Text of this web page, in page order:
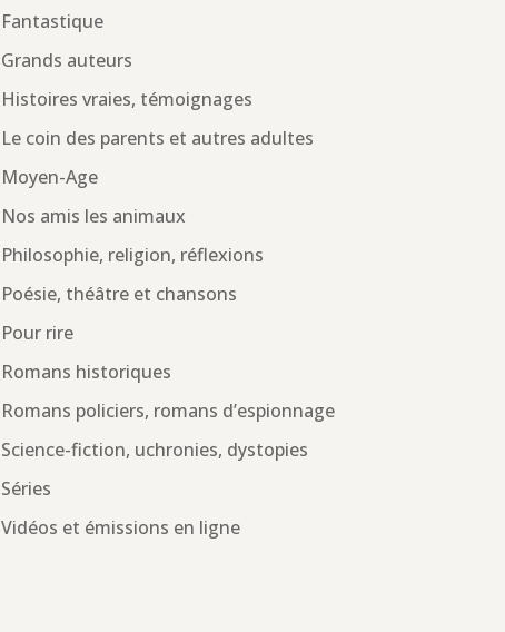
Fantastique
Grands auteurs
Histoires vraies, témoignages
Le coin des parents et autres adultes
Moyen-Age
Nos amis les animaux
Philosophie, religion, réflexions
Poésie, théâtre et chansons
Pour rire
Romans historiques
Romans policiers, romans d’espionnage
Science-fiction, uchronies, dystopies
Séries
Vidéos et émissions en ligne